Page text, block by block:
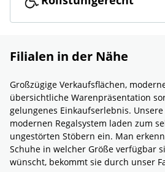
Filialen in der Nähe
Großzügige Verkaufsflächen,
übersichtliche Warenpräsentation
gelungenes Einkaufserlebnis.
modernen Regalsystem laden zum
ungestörten Stöbern ein. Man
Schuhe in welcher Größe verfügbar
wünscht, bekommt sie durch unser